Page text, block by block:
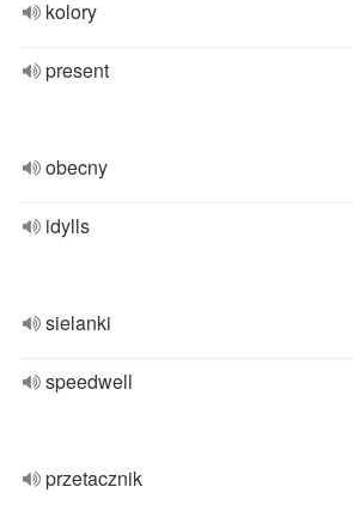
kolory
present
obecny
idylls
sielanki
speedwell
przetacznik